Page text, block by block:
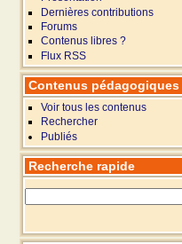
Dernières contributions
Forums
Contenus libres ?
Flux RSS
Contenus pédagogiques
Voir tous les contenus
Rechercher
Publiés
Recherche rapide